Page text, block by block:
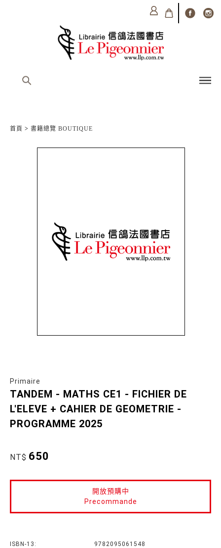
首頁 > 書籍總覽 BOUTIQUE
Primaire
TANDEM - MATHS CE1 - FICHIER DE
L'ELEVE + CAHIER DE GEOMETRIE -
PROGRAMME 2025
NT$ 650
開放預購中
Precommande
ISBN-13:
9782095061548